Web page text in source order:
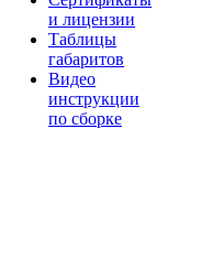
и лицензии
Таблицы
габаритов
Видео
инструкции
по сборке